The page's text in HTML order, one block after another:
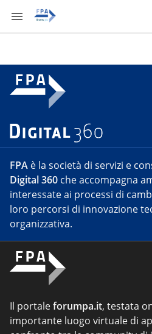
FPA è la società di servizi e
Digital 360 che accompagna
interessate ai processi di
loro percorsi di innovazione
organizzativa.
Il portaleforumpa.it, testata
importante luogo virtuale di